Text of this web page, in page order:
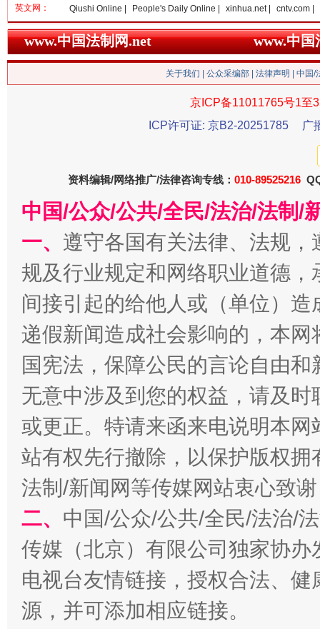
高速路
巳巳如意，开工大吉！ 三轮上
英文网：
Qiushi Online | People's Daily Online | xinhua.net | cntv.com |
www.中国法制网.net www.中
关于我们 公众采编部 法律声明 | 中国
京ICP备11011765号1至
ICP许可证: 京B2-20251785
广
资料编辑/网络推广/法律咨询专线： 010-89525216
中国/公众/公共/全民/法治/法制/
一、 遵守各国有关法律、法规
规及行业规定和网络职业道德
间接引起的给他人或（单位）
递假新闻造成社会影响的，本
国宪法，保障公民的言论自由
无意中涉及到您的权益，请及
或更正。特请来函来电说明本
站有权先行撤除，以保护版权
法制/新闻网等传媒网站衷心致
二、 中国/公众/公共/全民/法治/
传媒（北京）有限公司独家协
电视台友情链接，授权合法、
源，并可添加相应链接。